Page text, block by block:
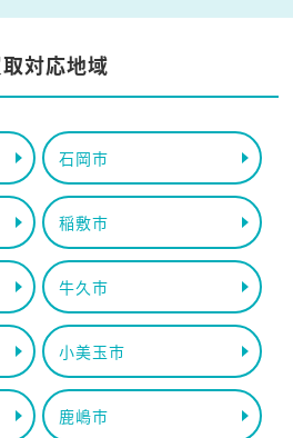
対応地域
石岡市
稲敷市
牛久市
小美玉市
鹿嶋市